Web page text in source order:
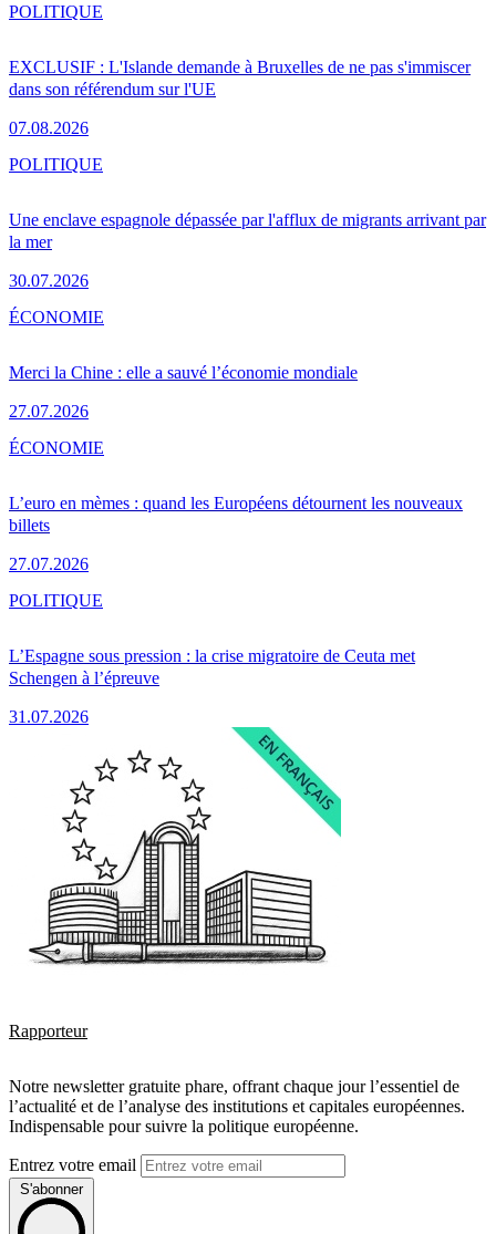
EXCLUSIF : L'Islande demande à Bruxelles de ne pas s'immiscer
dans son référendum sur l'UE
07.08.2026
POLITIQUE
Une enclave espagnole dépassée par l'afflux de migrants arrivant par
la mer
30.07.2026
POLITIQUE
Merci la Chine : elle a sauvé l’économie mondiale
27.07.2026
ÉCONOMIE
L’euro en mèmes : quand les Européens détournent les nouveaux
billets
27.07.2026
ÉCONOMIE
L’Espagne sous pression : la crise migratoire de Ceuta met
Schengen à l’épreuve
31.07.2026
POLITIQUE
Rapporteur
Notre newsletter gratuite phare, offrant chaque jour l’essentiel de
l’actualité et de l’analyse des institutions et capitales européennes.
Indispensable pour suivre la politique européenne.
Entrez votre email
S'abonner